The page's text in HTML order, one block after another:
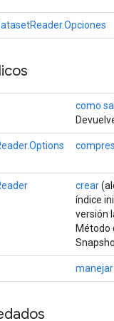
como
crear
índice
versión
Método
manejar